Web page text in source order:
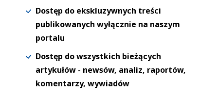
Dostęp do ekskluzywnych treści
publikowanych wyłącznie na naszym
portalu
Dostęp do wszystkich bieżących
artykułów - newsów, analiz, raportów,
komentarzy, wywiadów